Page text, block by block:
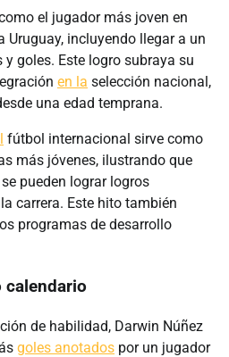
el jugador más joven en
incluyendo llegar a un
goles. Este logro subraya su
en la selección nacional,
una edad temprana.
fútbol internacional sirve como
más jóvenes, ilustrando que
pueden lograr logros
carrera. Este hito también
programas de desarrollo
calendario
de habilidad, Darwin Núñez
goles anotados por un jugador